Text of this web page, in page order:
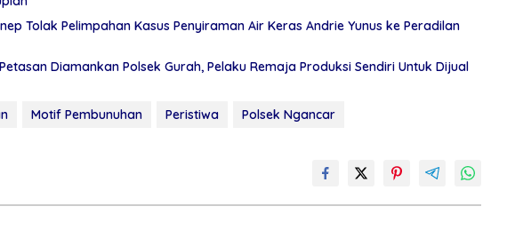
Tolak Pelimpahan Kasus Penyiraman Air Keras Andrie Yunus ke Peradilan
Diamankan Polsek Gurah, Pelaku Remaja Produksi Sendiri Untuk Dijual
Motif Pembunuhan Peristiwa Polsek Ngancar